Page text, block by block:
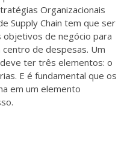
Organizacionais
Supply Chain tem que ser
de negócio para
de despesas. Um
ter três elementos: o
E é fundamental que os
em um elemento